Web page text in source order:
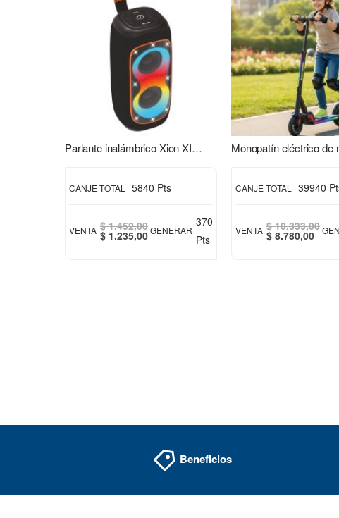
Parlante inalámbrico Xion XI-XT31
CANJE TOTAL 5840 Pts
VENTA $ 1.452,00
Special
Price
$ 1.235,00GENERAR
370
Pts
CANJE TOTAL 39940
VENTA $ 10.333,00
Special
Price
$ 8.780,00
Beneficios